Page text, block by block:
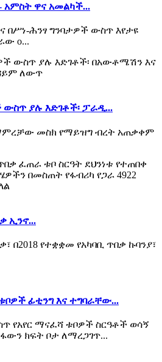
አምስት ዋና አመልካች...
በሥነ-ሕንፃ ግንባታዎች ውስጥ እየታዩ
o...
ውስጥ ያሉ እድገቶች፡ ፓራዲ...
መስክ የማይዝግ ብረት አጠቃቀም
ኢንኖ...
በ2018 የተቋቋመ የአካባቢ ጥበቃ ኩባንያ፣
ፊቲንግ እና ተግባራቸው...
የአየር ማናፈሻ ቱቦዎች ስርዓቶች ወሳኝ
ክፍት ቦታ ለማረጋገጥ...